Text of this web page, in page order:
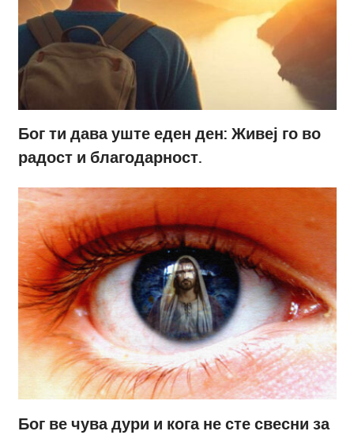
Бог ти дава уште еден ден: Живеј го во
радост и благодарност.
Бог ве чува дури и кога не сте свесни за